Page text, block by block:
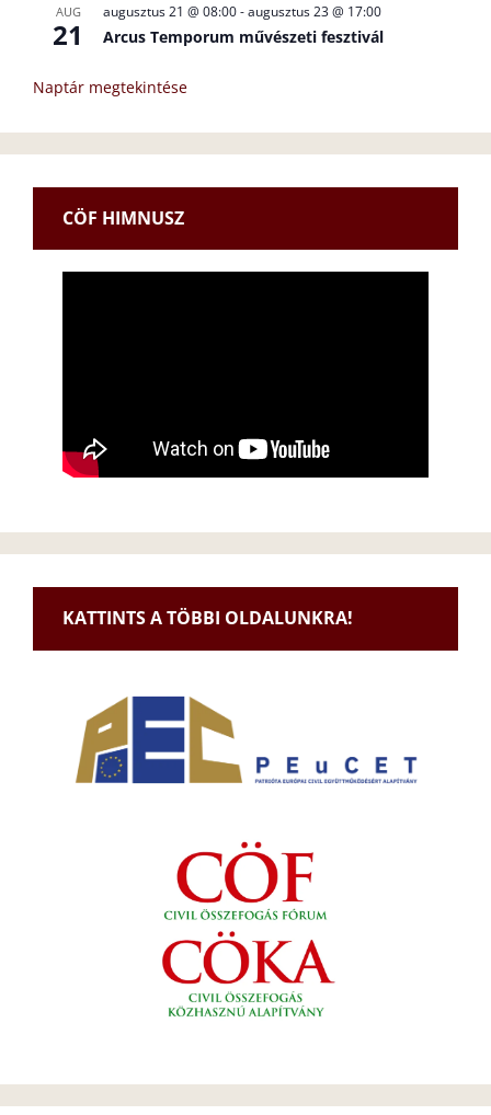
AUG
21
augusztus 21 @ 08:00-augusztus 23 @ 17:00
Arcus Temporum művészeti fesztivál
Naptár megtekintése
CÖF HIMNUSZ
KATTINTS A TÖBBI OLDALUNKRA!